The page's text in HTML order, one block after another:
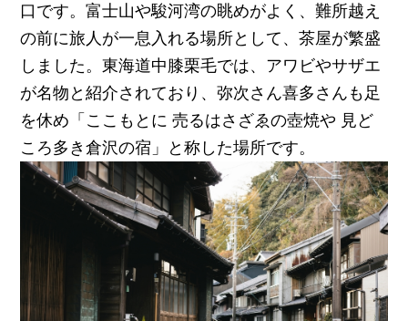
口です。富士山や駿河湾の眺めがよく、難所越え
の前に旅人が一息入れる場所として、茶屋が繁盛
しました。東海道中膝栗毛では、アワビやサザエ
が名物と紹介されており、弥次さん喜多さんも足
を休め「ここもとに 売るはさざゑの壺焼や 見ど
ころ多き倉沢の宿」と称した場所です。